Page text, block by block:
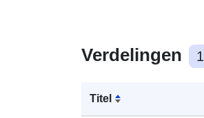
Verdelingen 1
Titel